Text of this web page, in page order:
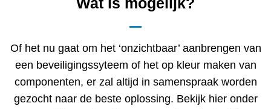
Of het nu gaat om het ‘onzichtbaar’ aanbrengen van
een beveiligingssyteem of het op kleur maken van
componenten, er zal altijd in samenspraak worden
gezocht naar de beste oplossing. Bekijk hier onder